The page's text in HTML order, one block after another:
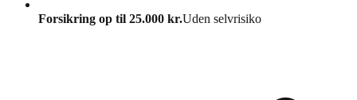
Forsikring op til 25.000 kr.Uden selvrisiko